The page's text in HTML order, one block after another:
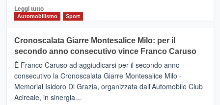
Gusto,
il
tra
sapori
vicoli
medievali
Leggi tuttoLeggi
di
Mondello
(Palermo)
–
“E
adesso
Pasta
–
Automobilismo Sport
Cronoscalata Giarre Montesalice Milo: per il
secondo anno consecutivo vince Franco Caruso
È Franco Caruso ad aggiudicarsi per il secondo anno
consecutivo la Cronoscalata Giarre Montesalice Milo -
Memorial Isidoro Di Grazia, organizzata dall'Automobile Club
Acireale, in sinergia...